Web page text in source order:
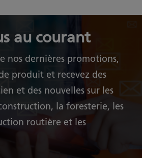
au courant
nos dernières promotions,
produit et recevez des
et des nouvelles sur les
la foresterie, les
routière et les